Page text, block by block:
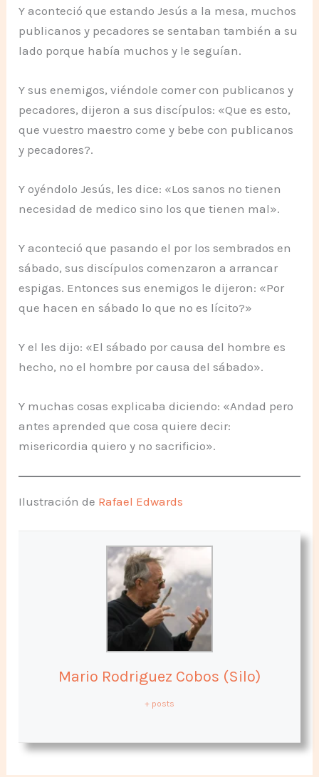
Y aconteció que estando Jesús a la mesa, muchos
publicanos y pecadores se sentaban también a su
lado porque había muchos y le seguían.
Y sus enemigos, viéndole comer con publicanos y
pecadores, dijeron a sus discípulos: «Que es esto,
que vuestro maestro come y bebe con publicanos
y pecadores?.
Y oyéndolo Jesús, les dice: «Los sanos no tienen
necesidad de medico sino los que tienen mal».
Y aconteció que pasando el por los sembrados en
sábado, sus discípulos comenzaron a arrancar
espigas. Entonces sus enemigos le dijeron: «Por
que hacen en sábado lo que no es lícito?»
Y el les dijo: «El sábado por causa del hombre es
hecho, no el hombre por causa del sábado».
Y muchas cosas explicaba diciendo: «Andad pero
antes aprended que cosa quiere decir:
misericordia quiero y no sacrificio».
Ilustración de Rafael Edwards
Mario Rodriguez Cobos (Silo)
+ posts